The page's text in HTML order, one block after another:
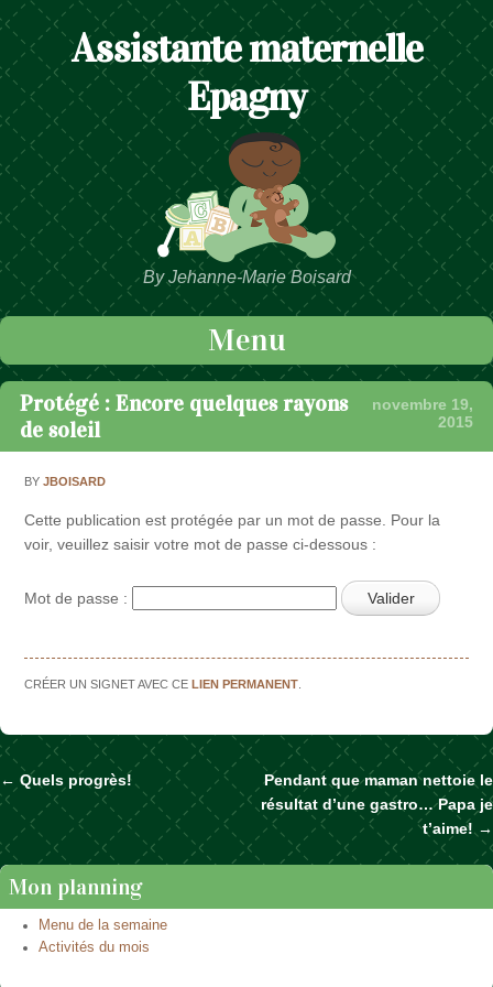
Assistante maternelle
Epagny
By Jehanne-Marie Boisard
Menu
Passer au contenu
Protégé : Encore quelques rayons
de soleil
novembre 19,
2015
BYJBOISARD
Cette publication est protégée par un mot de passe. Pour la
voir, veuillez saisir votre mot de passe ci-dessous :
Mot de passe :
CRÉER UN SIGNET AVEC CELIEN PERMANENT
Naviguer dans les articles
← Quels progrès!
Pendant que maman nettoie le
résultat d’une gastro… Papa je
t’aime! →
Mon planning
Menu de la semaine
Activités du mois